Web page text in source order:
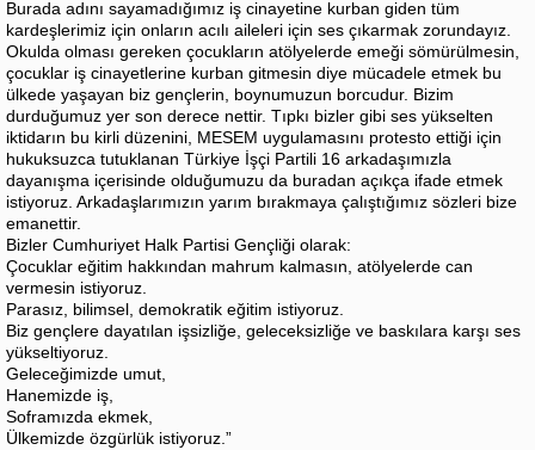
Burada adını sayamadığımız iş cinayetine kurban giden tüm
kardeşlerimiz için onların acılı aileleri için ses çıkarmak zorundayız.
Okulda olması gereken çocukların atölyelerde emeği sömürülmesin,
çocuklar iş cinayetlerine kurban gitmesin diye mücadele etmek bu
ülkede yaşayan biz gençlerin, boynumuzun borcudur. Bizim
durduğumuz yer son derece nettir. Tıpkı bizler gibi ses yükselten
iktidarın bu kirli düzenini, MESEM uygulamasını protesto ettiği için
hukuksuzca tutuklanan Türkiye İşçi Partili 16 arkadaşımızla
dayanışma içerisinde olduğumuzu da buradan açıkça ifade etmek
istiyoruz. Arkadaşlarımızın yarım bırakmaya çalıştığımız sözleri bize
emanettir.
Bizler Cumhuriyet Halk Partisi Gençliği olarak:
Çocuklar eğitim hakkından mahrum kalmasın, atölyelerde can
vermesin istiyoruz.
Parasız, bilimsel, demokratik eğitim istiyoruz.
Biz gençlere dayatılan işsizliğe, geleceksizliğe ve baskılara karşı ses
yükseltiyoruz.
Geleceğimizde umut,
Hanemizde iş,
Soframızda ekmek,
Ülkemizde özgürlük istiyoruz.”